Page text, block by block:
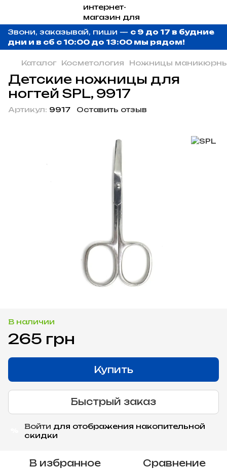
Звони, заказывай, пиши — с 9 до 17 в будние
дни и в сб с 10:00 до 13:00 мы рядом!
Каталог Косметология Ножницы
Детские ножницы для
ногтей SPL, 9917
Артикул: 9917 Оставить отзыв
В наличии
265 грн
Купить
Быстрый заказ
Войти для отображения накопительной
скидки
В избранное Сравнение